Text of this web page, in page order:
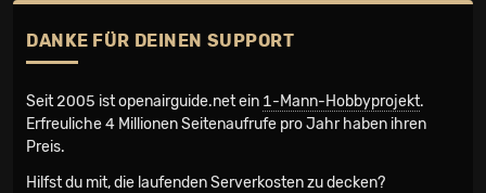
DANKE FÜR DEINEN SUPPORT
Seit 2005 ist openairguide.net ein 1-Mann-Hobbyprojekt.
Erfreuliche 4 Millionen Seiten­aufrufe pro Jahr haben ihren
Preis.
Hilfst du mit, die laufenden Serverkosten zu decken?